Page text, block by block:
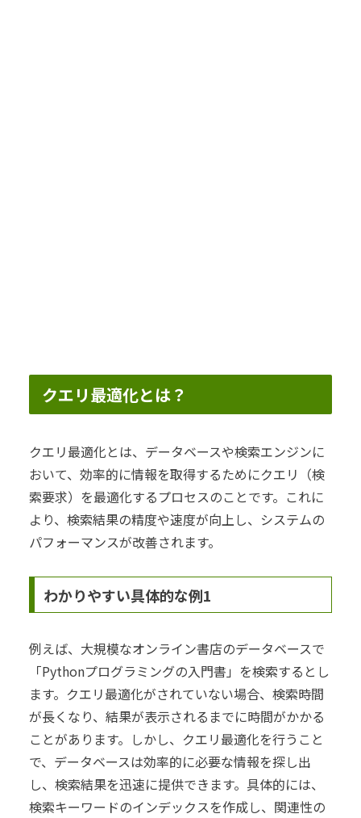
クエリ最適化とは？
クエリ最適化とは、データベースや検索エンジンに
おいて、効率的に情報を取得するためにクエリ（検
索要求）を最適化するプロセスのことです。これに
より、検索結果の精度や速度が向上し、システムの
パフォーマンスが改善されます。
わかりやすい具体的な例1
例えば、大規模なオンライン書店のデータベースで
「Pythonプログラミングの入門書」を検索するとし
ます。クエリ最適化がされていない場合、検索時間
が長くなり、結果が表示されるまでに時間がかかる
ことがあります。しかし、クエリ最適化を行うこと
で、データベースは効率的に必要な情報を探し出
し、検索結果を迅速に提供できます。具体的には、
検索キーワードのインデックスを作成し、関連性の